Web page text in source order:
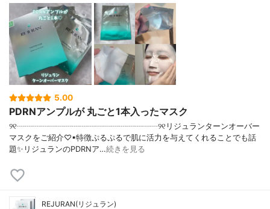
5.00
PDRNアンプルが 丸ごと1本入ったマスク
୨୧┈┈┈┈┈┈┈┈┈┈┈┈┈┈┈┈┈┈୨୧リジュランターンオーバー
マスクをご紹介♡▪︎特徴ぷるぷるで肌に活力を与えてくれることでも話
題✨リジュランのPDRNア…続きを見る
REJURAN(リジュラン)